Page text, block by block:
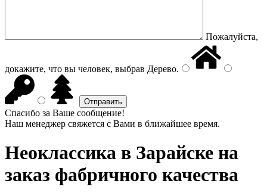
Пожалуйста,
докажите, что вы человек, выбрав Дерево.
Спасибо за Ваше сообщение!
Наш менеджер свяжется с Вами в ближайшее время.
Неоклассика в Зарайске на
заказ фабричного качества